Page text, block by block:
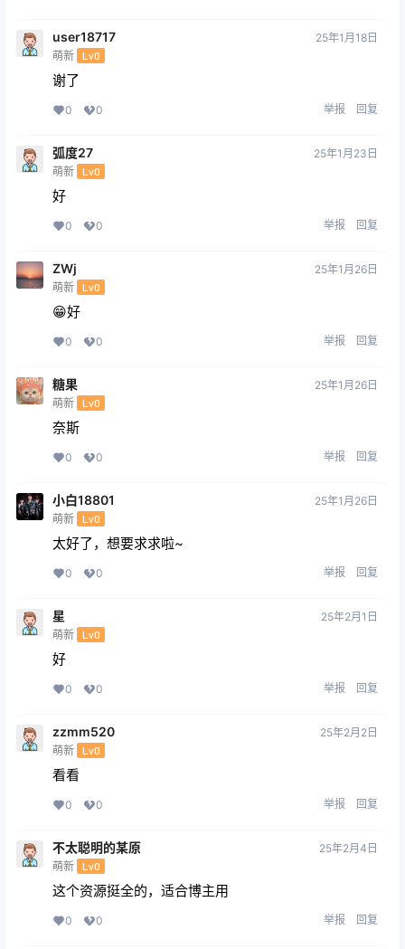
user18717
萌新 Lv0
25年1月18日
谢了
0 0 举报 回复
弧度27
萌新 Lv0
25年1月23日
好
0 0 举报 回复
ZWj
萌新 Lv0
25年1月26日
😁好
0 0 举报 回复
糖果
萌新 Lv0
25年1月26日
奈斯
0 0 举报 回复
小白18801
萌新 Lv0
25年1月26日
太好了，想要求求啦~
0 0 举报 回复
星
萌新 Lv0
25年2月1日
好
0 0 举报 回复
zzmm520
萌新 Lv0
25年2月2日
看看
0 0 举报 回复
不太聪明的某原
萌新 Lv0
25年2月4日
这个资源挺全的，适合博主用
0 0 举报 回复